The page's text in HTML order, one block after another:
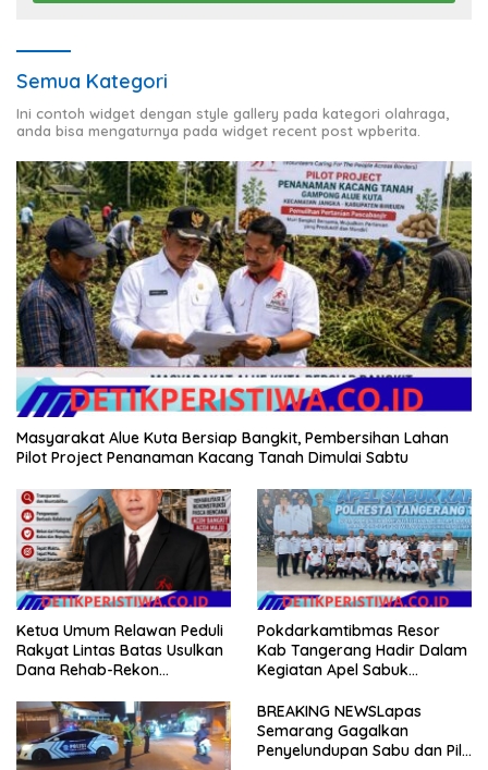
Semua Kategori
Ini contoh widget dengan style gallery pada kategori olahraga,
anda bisa mengaturnya pada widget recent post wpberita.
Masyarakat Alue Kuta Bersiap Bangkit, Pembersihan Lahan
Pilot Project Penanaman Kacang Tanah Dimulai Sabtu
Ketua Umum Relawan Peduli
Rakyat Lintas Batas Usulkan
Dana Rehab-Rekon
Dikelola Langsung
Pemerintah Pusat
Pokdarkamtibmas Resor
Kab Tangerang Hadir Dalam
Kegiatan Apel Sabuk
Tangerang Tahun 2026
BREAKING NEWSLapas
Semarang Gagalkan
Penyelundupan Sabu dan Pil